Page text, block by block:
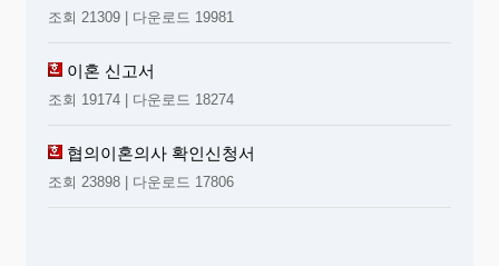
조회 21309 | 다운로드 19981
이혼 신고서
조회 19174 | 다운로드 18274
협의이혼의사 확인신청서
조회 23898 | 다운로드 17806